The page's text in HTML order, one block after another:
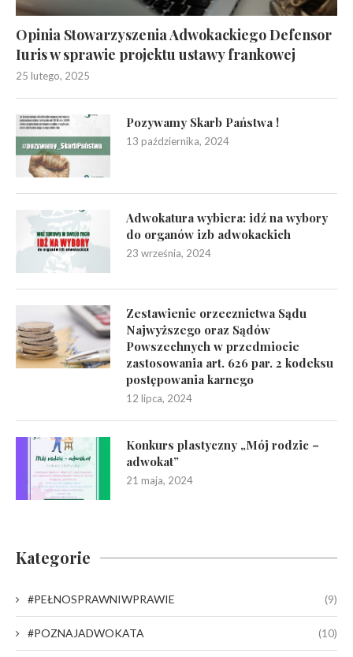
Opinia Stowarzyszenia Adwokackiego Defensor
Iuris w sprawie projektu ustawy frankowej
25 lutego, 2025
Pozywamy Skarb Państwa !
13 października, 2024
Adwokatura wybiera: idź na wybory
do organów izb adwokackich
23 września, 2024
Zestawienie orzecznictwa Sądu
Najwyższego oraz Sądów
Powszechnych w przedmiocie
zastosowania art. 626 par. 2 kodeksu
postępowania karnego
12 lipca, 2024
Konkurs plastyczny „Mój rodzic –
adwokat”
21 maja, 2024
Kategorie
#PEŁNOSPRAWNIWPRAWIE (9)
#POZNAJADWOKATA (10)